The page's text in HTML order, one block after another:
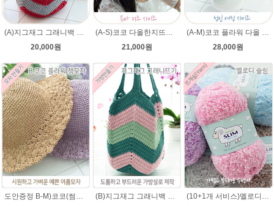
(A)지그재그 그래니백 배색 코바늘뜨기 아리아 가방 뜨개실 뜨개질 DIY
20,000원
(A-S)코코 다올한지뜨개실 바캉스 코바늘 모자뜨기 뜨개질
21,000원
(A-M)코코 플라워 다올 한지 챙모자 패키지 코바늘모자 여름모자 뜨개질
28,000원
도안증정 B-M)코코(썸머라피아)바캉스 코바늘 모자뜨기 뜨개질
(B)지그재그 그래니백 배색 코바늘뜨기 메이크업 가방 뜨개실 뜨개질 DIY
(10+1개 서비스)멜로디 슬림 (부드러운 수면사, 아기뜨개실)